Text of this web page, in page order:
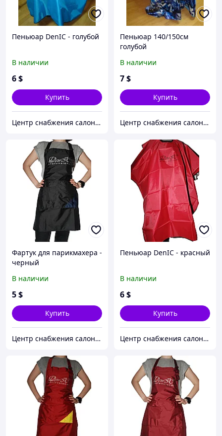
Пеньюар DenIC - голубой
В наличии
6$
Купить
Центр снабжения салонов красоты DenIC
Пеньюар 140/150см
голубой
В наличии
7$
Купить
Центр снабжения салонов красоты DenIC
Фартук для парикмахера -
черный
В наличии
5$
Купить
Центр снабжения салонов красоты DenIC
Пеньюар DenIC - красный
В наличии
6$
Купить
Центр снабжения салонов красоты DenIC